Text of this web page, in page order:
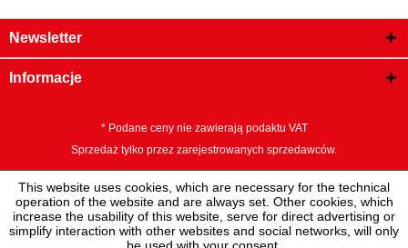
Newsletter
Informacje
* Podane ceny nie zawierają podaktu VAT
Sprzedaż tylko przez zarejestrowanych sprzedawców.
This website uses cookies, which are necessary for the technical
operation of the website and are always set. Other cookies, which
increase the usability of this website, serve for direct advertising or
simplify interaction with other websites and social networks, will only